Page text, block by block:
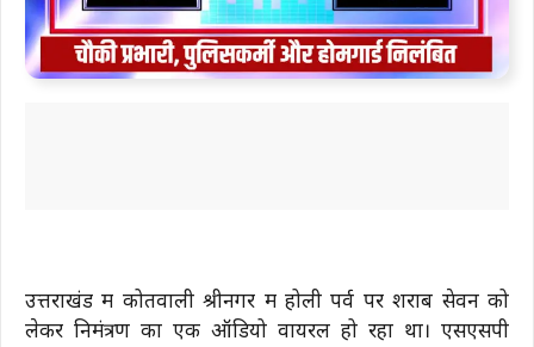
उत्तराखंड में कोतवाली श्रीनगर में होली पर्व पर शराब सेवन को
लेकर निमंत्रण का एक ऑडियो वायरल हो रहा था। एसएसपी